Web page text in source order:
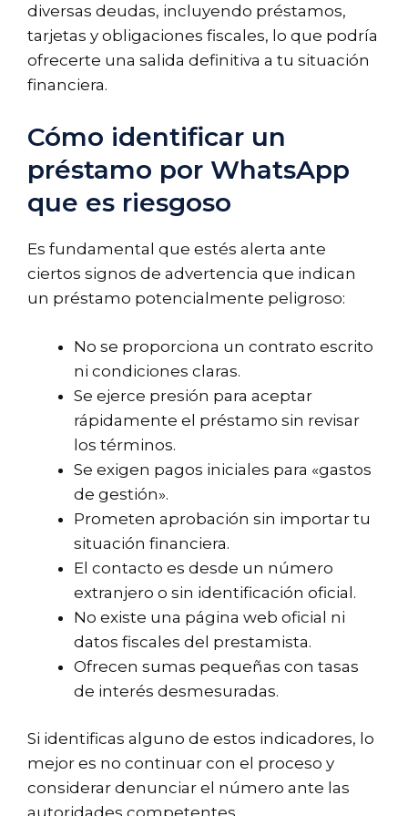
diversas deudas, incluyendo préstamos,
tarjetas y obligaciones fiscales, lo que podría
ofrecerte una salida definitiva a tu situación
financiera.
Cómo identificar un
préstamo por WhatsApp
que es riesgoso
Es fundamental que estés alerta ante
ciertos signos de advertencia que indican
un préstamo potencialmente peligroso:
No se proporciona un contrato escrito
ni condiciones claras.
Se ejerce presión para aceptar
rápidamente el préstamo sin revisar
los términos.
Se exigen pagos iniciales para «gastos
de gestión».
Prometen aprobación sin importar tu
situación financiera.
El contacto es desde un número
extranjero o sin identificación oficial.
No existe una página web oficial ni
datos fiscales del prestamista.
Ofrecen sumas pequeñas con tasas
de interés desmesuradas.
Si identificas alguno de estos indicadores, lo
mejor es no continuar con el proceso y
considerar denunciar el número ante las